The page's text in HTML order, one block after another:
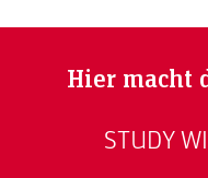
Hier macht
STUDY